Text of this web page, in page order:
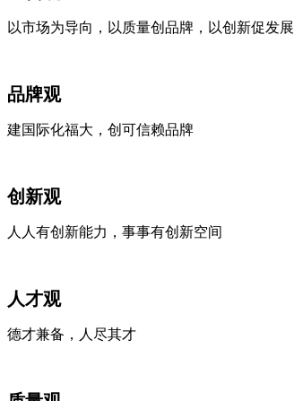
以市场为导向，以质量创品牌，以创新促发展
品牌观
建国际化福大，创可信赖品牌
创新观
人人有创新能力，事事有创新空间
人才观
德才兼备，人尽其才